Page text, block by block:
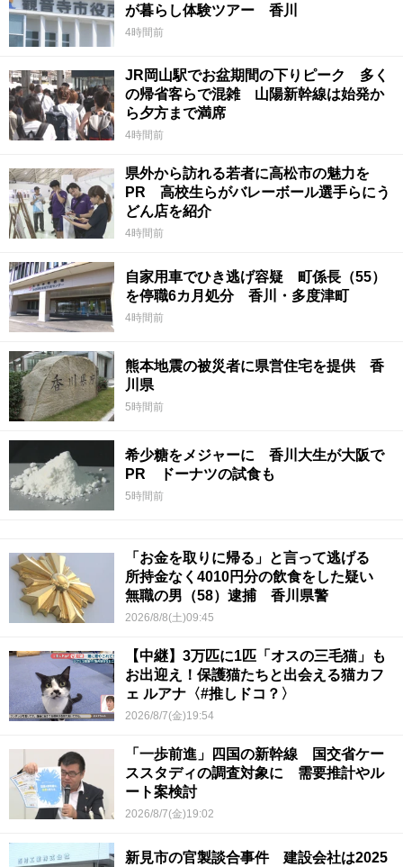
が暮らし体験ツアー 香川
4時間前
JR岡山駅でお盆期間の下りピーク 多く
の帰省客らで混雑 山陽新幹線は始発か
ら夕方まで満席
4時間前
県外から訪れる若者に高松市の魅力を
PR 高校生らがバレーボール選手らにう
どん店を紹介
4時間前
自家用車でひき逃げ容疑 町係長（55）
を停職6カ月処分 香川・多度津町
4時間前
熊本地震の被災者に県営住宅を提供 香
川県
5時間前
希少糖をメジャーに 香川大生が大阪で
PR ドーナツの試食も
5時間前
「お金を取りに帰る」と言って逃げる
所持金なく4010円分の飲食をした疑い
無職の男（58）逮捕 香川県警
2026/8/8(土)09:45
【中継】3万匹に1匹「オスの三毛猫」も
お出迎え！保護猫たちと出会える猫カフ
ェ ルアナ〈#推しドコ？〉
2026/8/7(金)19:54
「一歩前進」四国の新幹線 国交省ケー
ススタディの調査対象に 需要推計やル
ート案検討
2026/8/7(金)19:02
新見市の官製談合事件 建設会社は2025